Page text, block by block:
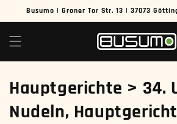
zum
Inhalt
Busumo | Groner Tor Str. 13 | 37073
K
a
Hauptgerichte > 34.
Nudeln,